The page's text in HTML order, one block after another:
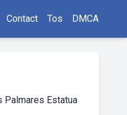
Contact Tos DMCA
Palmares Estatua